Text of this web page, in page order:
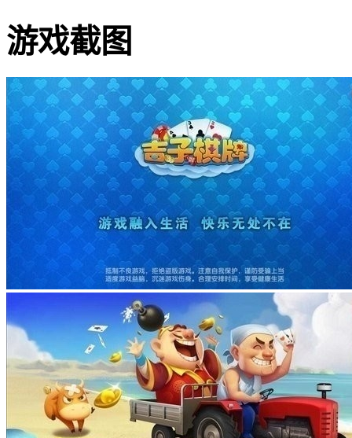
游戏截图